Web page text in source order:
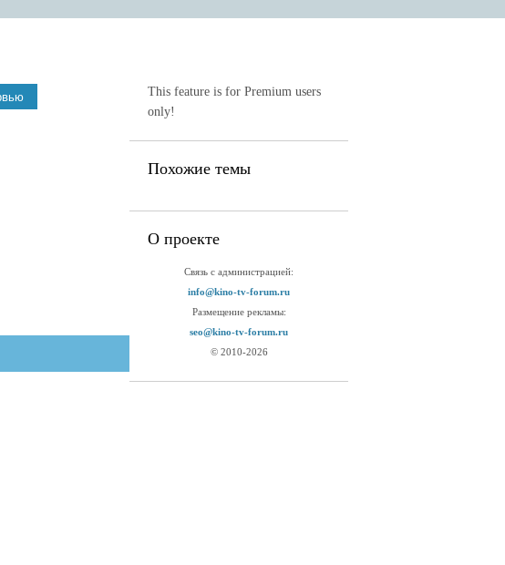
This feature is for Premium users
only!
Похожие темы
О проекте
Связь с администрацией:
info@kino-tv-forum.ru
Размещение рекламы:
seo@kino-tv-forum.ru
© 2010-2026